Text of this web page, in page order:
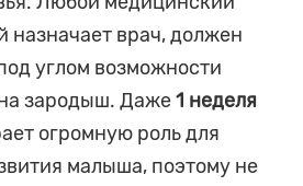
назначает врач, должен
углом возможности
зародыш. Даже1 неделя
огромную роль для
малыша, поэтому не